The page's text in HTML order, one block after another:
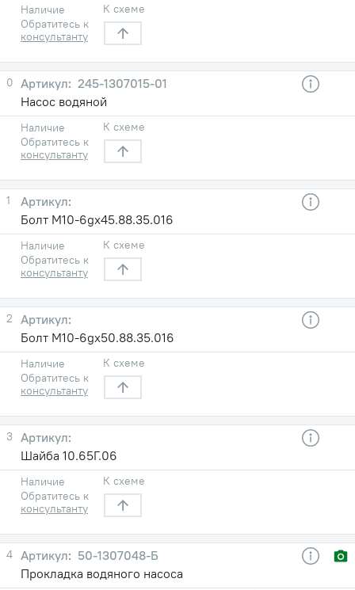
Наличие
Обратитесь к
консультанту
К схеме
0
245-1307015-01
Насос водяной
Наличие
Обратитесь к
консультанту
К схеме
1
Болт М10-6gх45.88.35.016
Наличие
Обратитесь к
консультанту
К схеме
2
Болт М10-6gх50.88.35.016
Наличие
Обратитесь к
консультанту
К схеме
3
Шайба 10.65Г.06
Наличие
Обратитесь к
консультанту
К схеме
4
50-1307048-Б
Прокладка водяного насоса